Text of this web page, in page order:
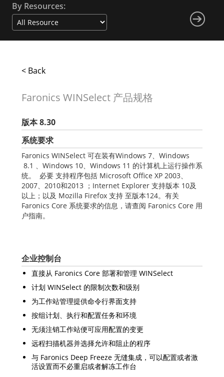
By Resources:
< Back
Faronics WINSelect 产品规格
版本 8.30
系统要求
Faronics WINSelect 可在装有Windows 7、Windows
8.1 、Windows 10、Windows 11 的计算机上运行操作系
统。 必要 支持程序包括 Microsoft Office XP 2003、
2007、2010和2013 ；Internet Explorer 支持版本 10及
以上；以及 Mozilla Firefox 支持 至版本124。有关
Faronics Core 系统要求的信息，请查阅 Faronics Core 用
户指南。
企业控制台
直接从 Faronics Core 部署和管理 WINSelect
计划 WINSelect 的限制次数和级别
为工作站管理提供命令行界面支持
按组计划、执行和配置任务和环境
无须注销工作站便可应用配置的变更
远程扫描机器并选择允许和阻止的程序
与 Faronics Deep Freeze 无缝集成，可以配置或者激
活设置而不必重启或者解冻工作台